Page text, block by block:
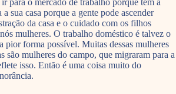
sua casa porque a gente pode ascender
da casa e o cuidado com os filhos
mulheres. O trabalho doméstico é talvez o
pior forma possível. Muitas dessas mulheres
são mulheres do campo, que migraram para a
isso. Então é uma coisa muito do